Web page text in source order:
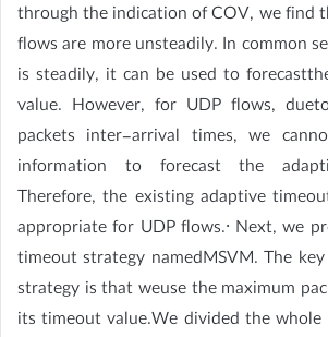
through the indication of COV, we find
flows are more unsteadily. In common
is steadily, it can be used to
value. However, for UDP flows,
packets inter-arrival times, we
information to forecast the
Therefore, the existing adaptive
appropriate for UDP flows.∙ Next, we
timeout strategy namedMSVM. The
strategy is that weuse the maximum
its timeout value.We divided the